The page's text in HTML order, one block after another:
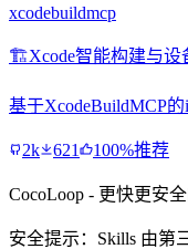
xcodebuildmcp
🏗️Xcode智能构建与设
基于XcodeBuildMCP
2k 621 100%推荐
CocoLoop - 更快更安
安全提示：Skills 由第